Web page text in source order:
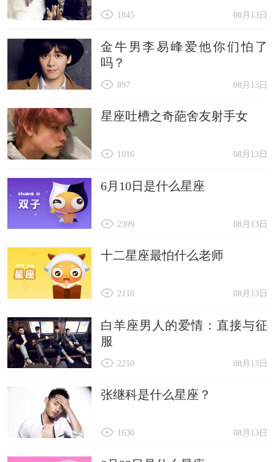
08月13日
1845
金牛男李易峰爱他你们怕了
吗？
08月13日
897
星座吐槽之奇葩舍友射手女
08月13日
1016
6月10日是什么星座
08月13日
2399
十二星座最怕什么老师
08月13日
2110
白羊座男人的爱情：直接与征
服
08月13日
2210
张继科是什么星座？
08月13日
1630